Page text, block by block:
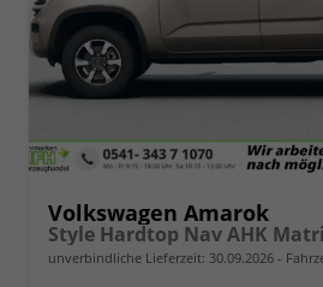
Volkswagen Amarok
Style Hardtop Nav AHK
unverbindliche Lieferzeit: 30.09.2026